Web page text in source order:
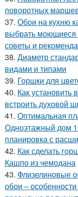
поворотных
37. Обои на кухню
выбрать моющиеся
советы и
38. Диаметр
видами и типами
39. Горшки для
40. Как установить
встроить духовой
41. Оптимальная
Одноэтажный дом
планировка с
42. Как сделать
Кашпо из чемодана
43. Флизелиновые
обои –